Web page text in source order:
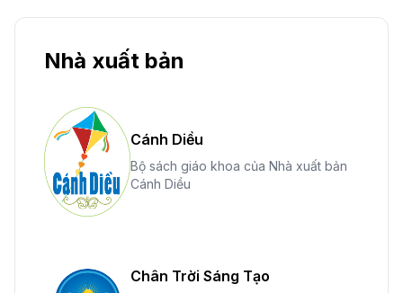
Nhà xuất bản
Cánh Diều
Bộ sách giáo khoa của Nhà xuất bản
Cánh Diều
Chân Trời Sáng Tạo